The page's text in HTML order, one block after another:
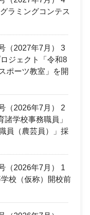
ラミングコンテス
（2027年7月） 3
ジェクト「令和8
ポーツ教室」を開
（2026年7月） 2
学校事務職員」
員（農芸員）」採
（2026年7月） 1
校（仮称）開校前